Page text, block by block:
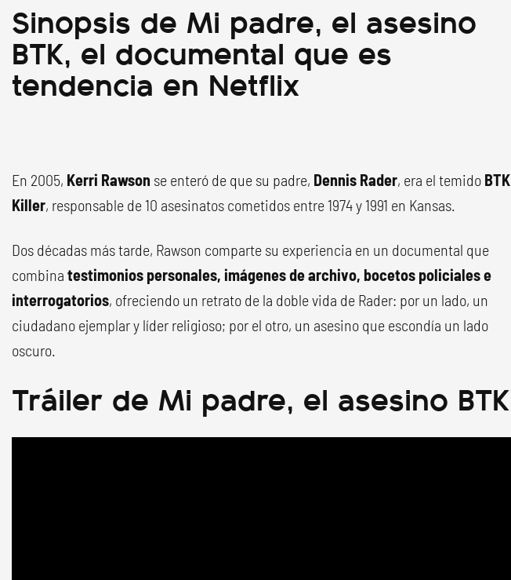
Sinopsis de Mi padre, el asesino
BTK, el documental que es
tendencia en Netflix
En 2005, Kerri Rawson se enteró de que su padre, Dennis Rader, era el temido BTK
Killer, responsable de 10 asesinatos cometidos entre 1974 y 1991 en Kansas.
Dos décadas más tarde, Rawson comparte su experiencia en un documental que
combina testimonios personales, imágenes de archivo, bocetos policiales e
interrogatorios, ofreciendo un retrato de la doble vida de Rader: por un lado, un
ciudadano ejemplar y líder religioso; por el otro, un asesino que escondía un lado
oscuro.
Tráiler de Mi padre, el asesino BTK